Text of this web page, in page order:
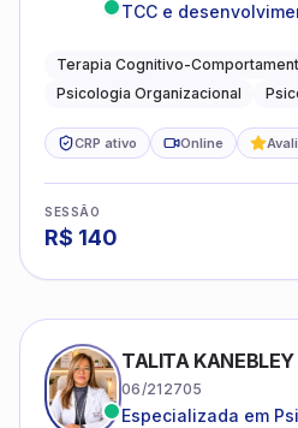
TCC e
Terapia Cognitivo-
Psicologia Organizacional
CRP ativo Online
SESSÃO
R$ 140
TALITA KANEBLEY
06/212705
Especializada em